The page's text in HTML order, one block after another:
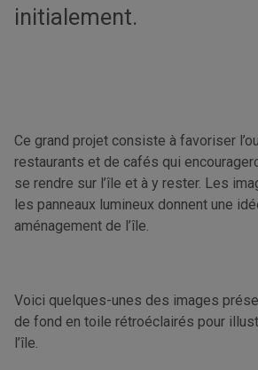
initialement.
Ce grand projet consiste à favoriser
restaurants et de cafés qui
se rendre sur l’île et à y rester. Les
les panneaux lumineux donnent une
aménagement de l’île.
Voici quelques-unes des images
de fond en toile rétroéclairés pour
l’île.